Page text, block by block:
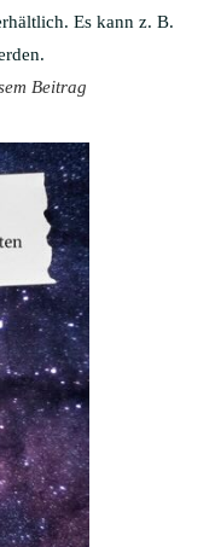
Es kann z. B.
Beitrag